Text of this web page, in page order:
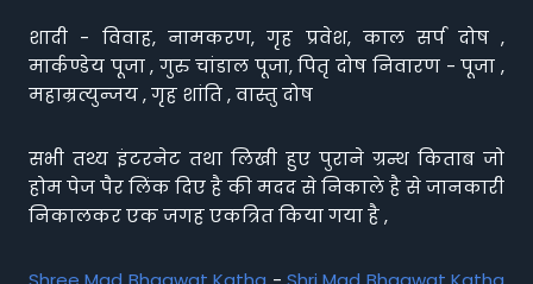
शादी - विवाह, नामकरण, गृह प्रवेश, काल सर्प दोष ,
मार्कण्डेय पूजा , गुरु चांडाल पूजा, पितृ दोष निवारण - पूजा ,
महाम्रत्युन्जय , गृह शांति , वास्तु दोष
सभी तथ्य इंटरनेट तथा लिखी हुए पुराने ग्रन्थ किताब जो
होम पेज पैर लिंक दिए है की मदद से निकाले है से जानकारी
निकालकर एक जगह एकत्रित किया गया है ,